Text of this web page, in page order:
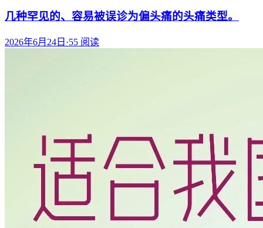
几种罕见的、容易被误诊为偏头痛的头痛类型。
2026年6月24日 ·55 阅读